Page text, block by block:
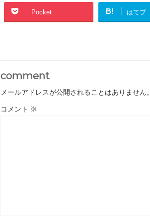
Pocket B! はてブ
comment
メールアドレスが公開されることはありません。
コメント ※